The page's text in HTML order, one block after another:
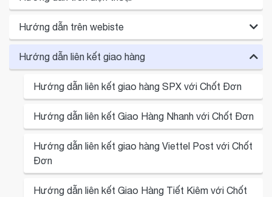
Giới thiệu chức năng chính
Hướng dẫn đăng ký, đăng nhập
Hướng dẫn liên kết fanpage
Hướng dẫn thêm sản phẩm
Hướng dẫn tạo bình luận mẫu
Hướng dẫn tạo nhãn khách hàng
Hướng dẫn trên webiste
Giới thiệu chức năng chính
Hướng dẫn đăng ký, đăng nhập
Hướng dẫn liên kết fanpage
Hướng dẫn thêm sản phẩm
Hướng dẫn tạo đơn
Hướng dẫn liên kết giao hàng
Hướng dẫn liên kết giao hàng SPX với Chốt Đơn
Hướng dẫn liên kết Giao Hàng Nhanh với Chốt Đơn
Hướng dẫn liên kết giao hàng Viettel Post với Chốt
Đơn
Hướng dẫn liên kết Giao Hàng Tiết Kiêm với Chốt